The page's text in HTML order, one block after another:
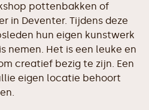
pottenbakken of
in Deventer. Tijdens deze
hun eigen kunstwerk
nemen. Het is een leuke en
creatief bezig te zijn. Een
eigen locatie behoort